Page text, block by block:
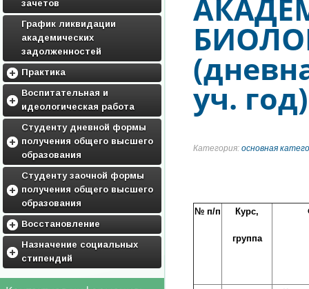
уч. год)
Категория: основная
№ п/п Курс,
группа
зачетов
График ликвидации
академических
задолженностей
Практика
Методические материалы по
ГРАФИК ПРАКТИК
Воспитательная и
идеологическая работа
Воспитательная работа
Фото и видео галерея
Кураторам
Студенту дневной формы
получения общего высшего
образования
Приложения к учебным
планам
Дисциплины по выбору
студентов и факультативы
Студенту заочной формы
получения общего высшего
образования
Приложения к учебным
планам
Дисциплины по выбору
студентам
Восстановление
Обьявления
Нормативные документы для
восстановления
Назначение социальных
стипендий
нормативная база